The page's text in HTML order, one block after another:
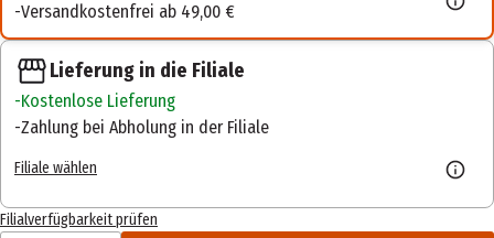
Versandkostenfrei ab 49,00 €
Lieferung in die Filiale
Kostenlose Lieferung
Zahlung bei Abholung in der Filiale
Filiale wählen
Filialverfügbarkeit prüfen